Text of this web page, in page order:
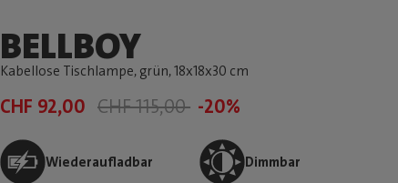
BELLBOY
Kabellose Tischlampe, grün, 18x18x30 cm
CHF 92,00 CHF 115,00 -20%
Wiederaufladbar Dimmbar